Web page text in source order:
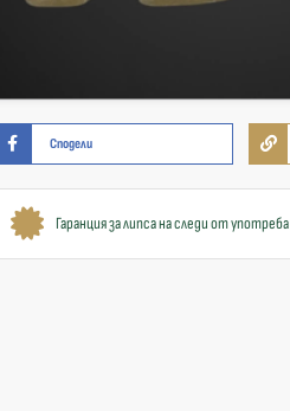
Сподели
Гаранция за липса на следи от употреба